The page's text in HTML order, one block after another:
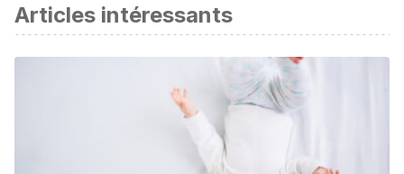
ou scientifique
Badgujar S. B, Patel B. B, et al. Foeniculum vulgare Mill: a
review of its botany, phytochemistry, pharmacology,
contemporary application, and toxicology. BioMed
. Agosto 2014. 2014: 842674.
Bebitoglu B, T. Frequently used herbal teas during
Medeniyet Medical Journal
Articles intéressants